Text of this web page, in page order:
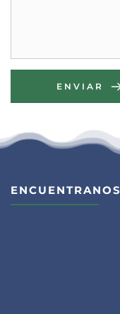
ENVIAR
ENCUENTRANOS